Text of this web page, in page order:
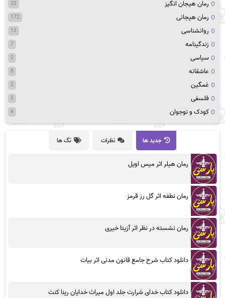
رمان هیجان انگیز 20
رمان هیجانی 172
روانشناسی 13
زندگینامه 7
سیاسی 2
عاشقانه 8
غمگین 2
فلسفی 5
کودک و نوجوان 4
جدید ها نظرات تگ ها
رمان هیلر اثر میس اویل
رمان نطفه اثر گل رز قرمز
رمان نشسته در نظر اثر آزیتا خیری
دانلود کتاب شرح جامع قانون مدنی اثر بیات
دانلود کتاب خدای شرارت جلد اول میراث خدایان رینا کنت